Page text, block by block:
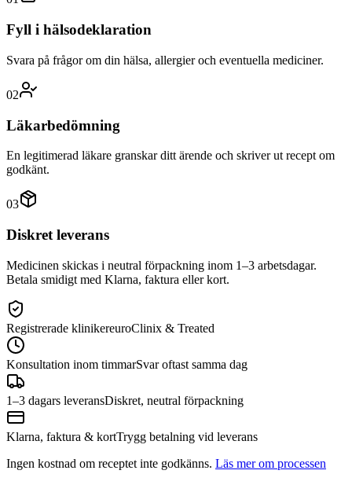
Fyll i hälsodeklaration
Svara på frågor om din hälsa, allergier och eventuella mediciner.
02
Läkarbedömning
En legitimerad läkare granskar ditt ärende och skriver ut recept om
godkänt.
03
Diskret leverans
Medicinen skickas i neutral förpackning inom 1–3 arbetsdagar.
Betala smidigt med Klarna, faktura eller kort.
Registrerade klinikereuroClinix & Treated
Konsultation inom timmarSvar oftast samma dag
1–3 dagars leveransDiskret, neutral förpackning
Klarna, faktura & kortTrygg betalning vid leverans
Ingen kostnad om receptet inte godkänns. Läs mer om processen